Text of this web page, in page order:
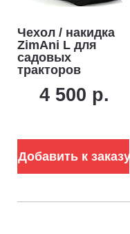
Чехол / накидка
ZimAni L для
садовых
тракторов
4 500 р.
Добавить к заказу